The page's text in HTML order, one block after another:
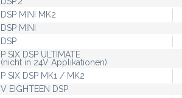
DSP MINI MK2
DSP MINI
DSP
P SIX DSP ULTIMATE
(nicht in 24V Applikationen)
P SIX DSP MK1 / MK2
V EIGHTEEN DSP